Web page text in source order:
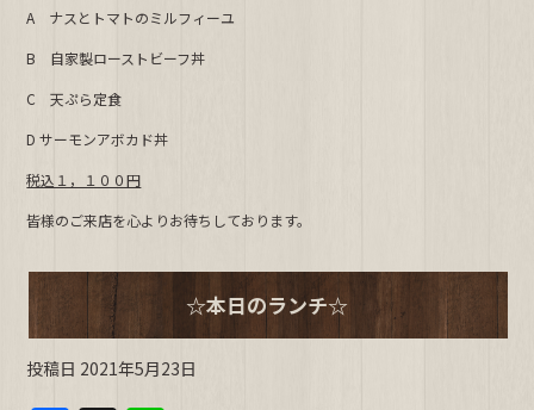
c
e
b
o
o
k
e
A ナスとトマトのミルフィーユ
B 自家製ローストビーフ丼
C 天ぷら定食
D サーモンアボカド丼
税込１，１００円
皆様のご来店を心よりお待ちしております。
☆本日のランチ☆
投稿日 2021年5月23日